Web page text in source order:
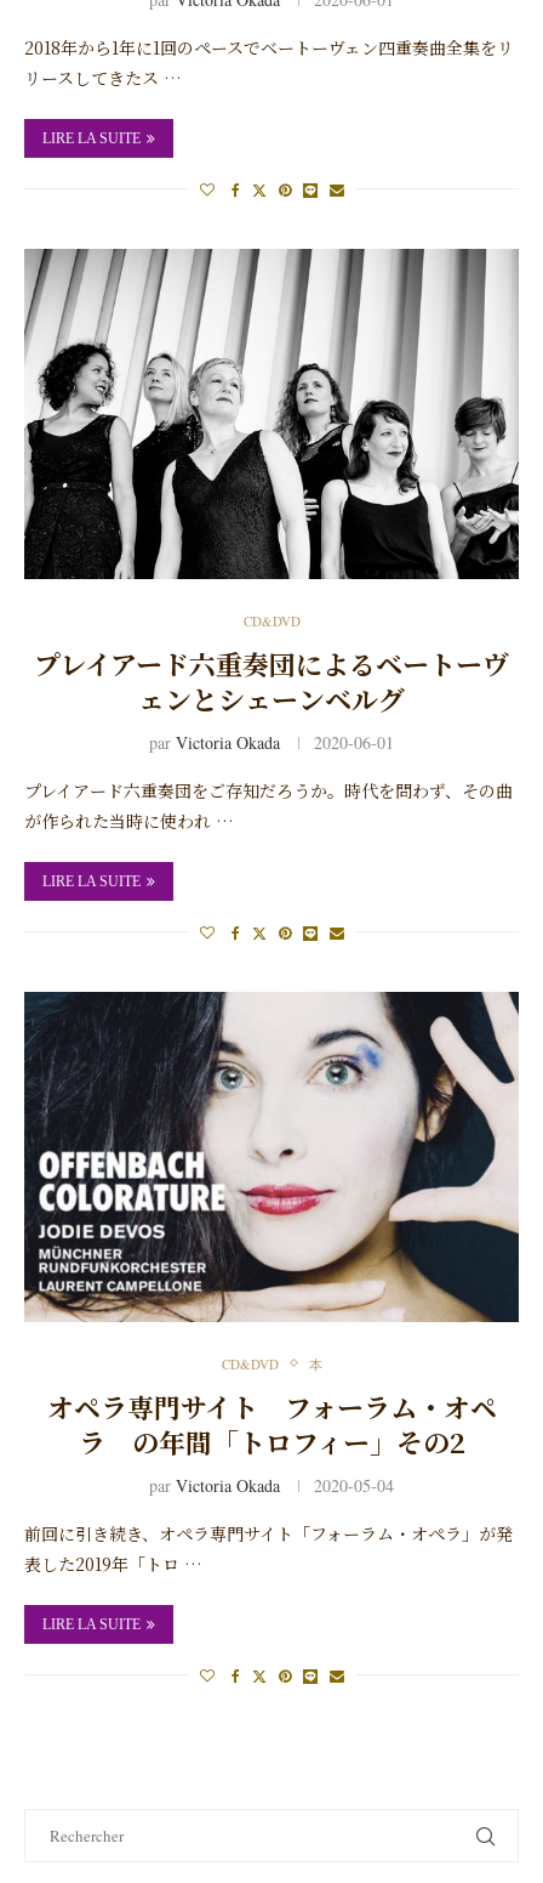
2018年から1年に1回のペースでベートーヴェン四重奏曲全集をリ
リースしてきたス …
LIRE LA SUITE
CD&DVD
プレイアード六重奏団によるベートーヴ
ェンとシェーンベルグ
par Victoria Okada 2020-06-01
プレイアード六重奏団をご存知だろうか。時代を問わず、その曲
が作られた当時に使われ …
LIRE LA SUITE
CD&DVD 本
オペラ専門サイト フォーラム・オペ
ラ の年間「トロフィー」その2
par Victoria Okada 2020-05-04
前回に引き続き、オペラ専門サイト「フォーラム・オペラ」が発
表した2019年「トロ …
LIRE LA SUITE